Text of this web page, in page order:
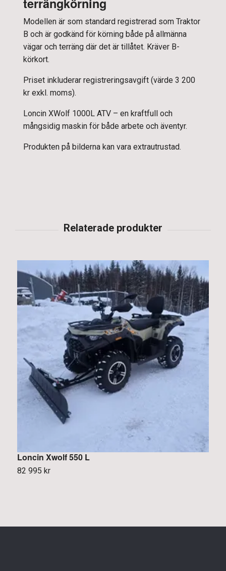
Modellen är som standard registrerad som Traktor
B och är godkänd för körning både på allmänna
vägar och terräng där det är tillåtet. Kräver B-
körkort.
Priset inkluderar registreringsavgift (värde 3 200
kr exkl. moms).
Loncin XWolf 1000L ATV – en kraftfull och
mångsidig maskin för både arbete och äventyr.
Produkten på bilderna kan vara extrautrustad.
Loncin Xwolf 550 L
82 995 kr